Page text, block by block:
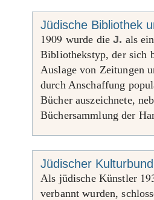
Jüdische Bibliothek
1909 wurde dieJ. als
Bibliothekstyp, der sich
Auslage von Zeitungen
durch Anschaffung
Bücher auszeichnete,
Büchersammlung der
Jüdischer
Als jüdische Künstler
verbannt wurden,